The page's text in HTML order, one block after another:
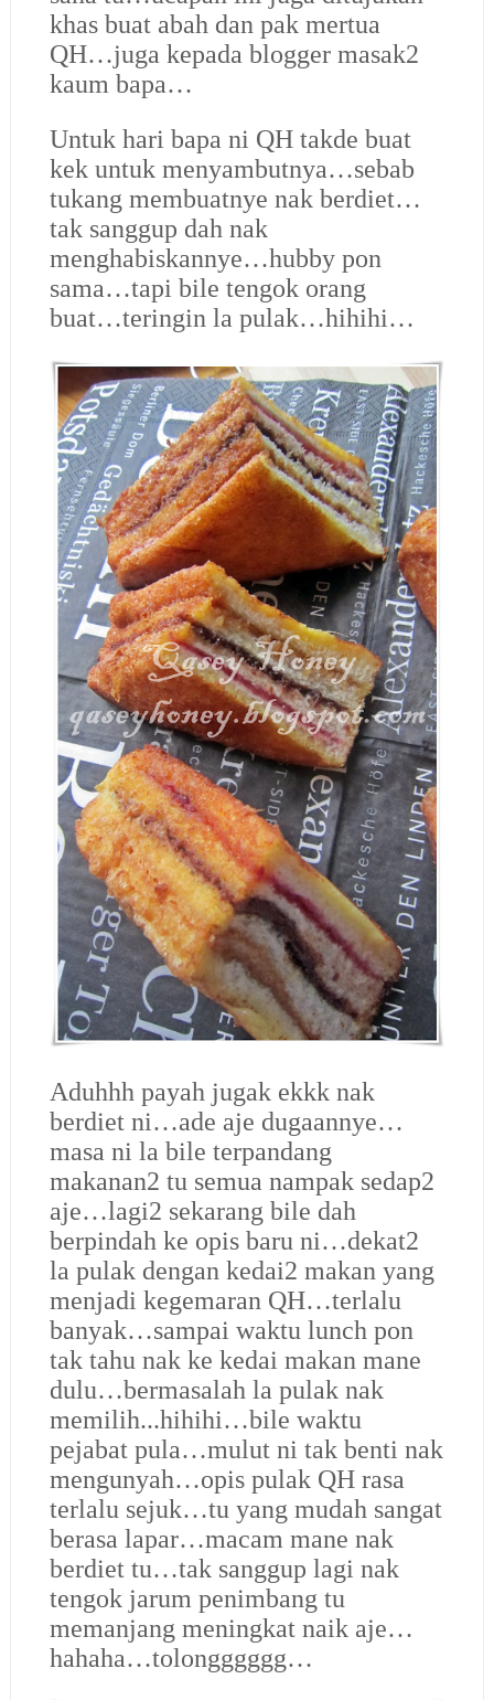
khas buat abah dan pak mertua
QH…juga kepada blogger masak2
kaum bapa…
Untuk hari bapa ni QH takde buat
kek untuk menyambutnya…sebab
tukang membuatnye nak berdiet…
tak sanggup dah nak
menghabiskannye…hubby pon
sama…tapi bile tengok orang
buat…teringin la pulak…hihihi…
Aduhhh payah jugak ekkk nak
berdiet ni…ade aje dugaannye…
masa ni la bile terpandang
makanan2 tu semua nampak sedap2
aje…lagi2 sekarang bile dah
berpindah ke opis baru ni…dekat2
la pulak dengan kedai2 makan yang
menjadi kegemaran QH…terlalu
banyak…sampai waktu lunch pon
tak tahu nak ke kedai makan mane
dulu…bermasalah la pulak nak
memilih...hihihi…bile waktu
pejabat pula…mulut ni tak benti nak
mengunyah…opis pulak QH rasa
terlalu sejuk…tu yang mudah sangat
berasa lapar…macam mane nak
berdiet tu…tak sanggup lagi nak
tengok jarum penimbang tu
memanjang meningkat naik aje…
hahaha…tolongggggg…